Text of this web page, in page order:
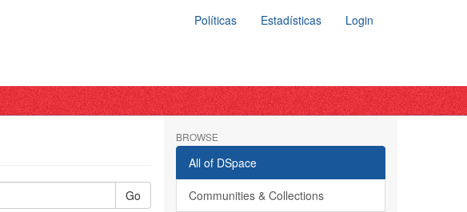
Políticas Estadísticas Login
Go
BROWSE
All of DSpace
Communities & Collections